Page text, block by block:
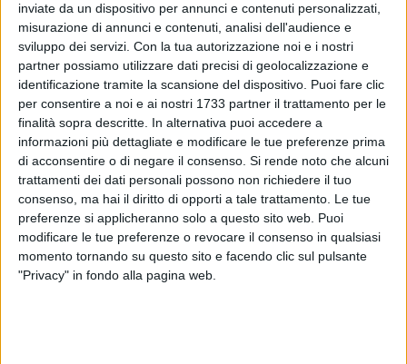
inviate da un dispositivo per annunci e contenuti personalizzati,
misurazione di annunci e contenuti, analisi dell'audience e
sviluppo dei servizi. Con la tua autorizzazione noi e i nostri
partner possiamo utilizzare dati precisi di geolocalizzazione e
identificazione tramite la scansione del dispositivo. Puoi fare clic
per consentire a noi e ai nostri 1733 partner il trattamento per le
finalità sopra descritte. In alternativa puoi accedere a
informazioni più dettagliate e modificare le tue preferenze prima
di acconsentire o di negare il consenso. Si rende noto che alcuni
trattamenti dei dati personali possono non richiedere il tuo
consenso, ma hai il diritto di opporti a tale trattamento. Le tue
preferenze si applicheranno solo a questo sito web. Puoi
modificare le tue preferenze o revocare il consenso in qualsiasi
momento tornando su questo sito e facendo clic sul pulsante
"Privacy" in fondo alla pagina web.
in terrazza nata dallo stretto sodalizio creatosi tra l'azienda
di Cleonice Ruocco, Prisma Barletta, Cucina Creativa
Accad&mia e Boucherie di via De Nittis Barletta. Ugo Di Bari
e Gilberto De Tullio, i padroni di casa, hanno raccolto intorno
a loro collaboratori e sponsor di altissimo livello. Tuttavia,
nulla sarebbe stato così gustoso senza Eleonora Corvasce,
maestra di cucina e chef della serata che da numerosi anni
tiene corsi, consulenze e cooking show. La creatività dei suoi
piatti, nonché la cura del dettaglio sono da sempre la sua
firma. Maurizio e Simone Falgiano delle Kunzi i suoi validi
aiutanti.
La Birra Salento, una autentica birra artigianale, è stata
ingrediente cardine delle pietanze e da accompagnamento